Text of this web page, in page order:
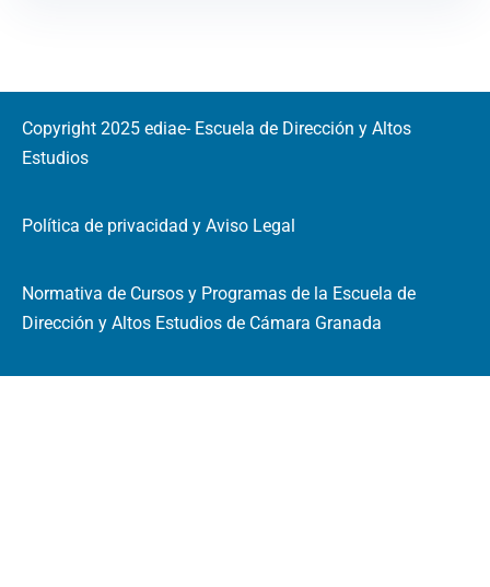
Copyright 2025 ediae- Escuela de Dirección y Altos
Estudios
Política de privacidad y Aviso Legal
Normativa de Cursos y Programas de la Escuela de
Dirección y Altos Estudios de Cámara Granada